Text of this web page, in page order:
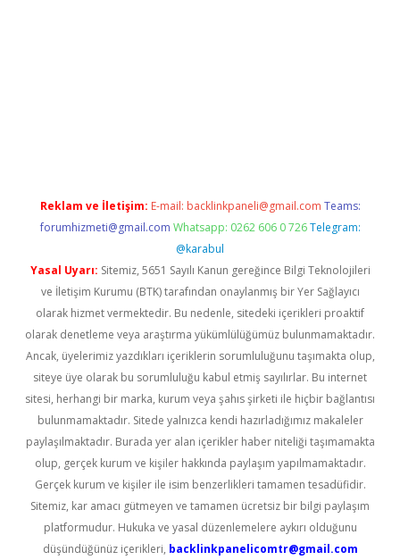
Reklam ve İletişim: E-mail: backlinkpaneli@gmail.com Teams:
forumhizmeti@gmail.com Whatsapp: 0262 606 0 726 Telegram:
@karabul
Yasal Uyarı: Sitemiz, 5651 Sayılı Kanun gereğince Bilgi Teknolojileri
ve İletişim Kurumu (BTK) tarafından onaylanmış bir Yer Sağlayıcı
olarak hizmet vermektedir. Bu nedenle, sitedeki içerikleri proaktif
olarak denetleme veya araştırma yükümlülüğümüz bulunmamaktadır.
Ancak, üyelerimiz yazdıkları içeriklerin sorumluluğunu taşımakta olup,
siteye üye olarak bu sorumluluğu kabul etmiş sayılırlar. Bu internet
sitesi, herhangi bir marka, kurum veya şahıs şirketi ile hiçbir bağlantısı
bulunmamaktadır. Sitede yalnızca kendi hazırladığımız makaleler
paylaşılmaktadır. Burada yer alan içerikler haber niteliği taşımamakta
olup, gerçek kurum ve kişiler hakkında paylaşım yapılmamaktadır.
Gerçek kurum ve kişiler ile isim benzerlikleri tamamen tesadüfidir.
Sitemiz, kar amacı gütmeyen ve tamamen ücretsiz bir bilgi paylaşım
platformudur. Hukuka ve yasal düzenlemelere aykırı olduğunu
düşündüğünüz içerikleri, backlinkpanelicomtr@gmail.com